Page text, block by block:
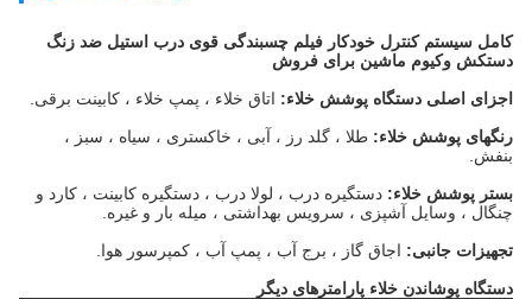
کامل سیستم کنترل خودکار فیلم چسبندگی قوی درب استیل ضد زنگ
دستکش وکیوم ماشین برای فروش
اجزای اصلی دستگاه پوشش خلاء:اتاق خلاء ، پمپ خلاء ، کابینت برقی.
رنگهای پوشش خلاء:طلا ، گلد رز ، آبی ، خاکستری ، سیاه ، سبز ،
بنفش.
بستر پوشش خلاء:دستگیره درب ، لولا درب ، دستگیره کابینت ، کارد و
چنگال ، وسایل آشپزی ، سرویس بهداشتی ، میله بار و غیره.
تجهیزات جانبی:اجاق گاز ، برج آب ، پمپ آب ، کمپرسور هوا.
دستگاه پوشاندن خلاء پارامترهای دیگر